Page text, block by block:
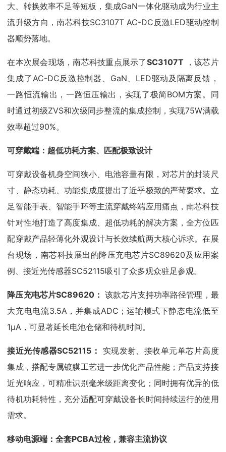
大、转换效率不足等短板，集成GaN一体化驱动成为行业主
流升级方向，南芯科技SC3107T AC-DC反激LED驱动控制
器顺势落地。
在本次展会现场，南芯科技重点展示了SC3107T ，该芯片
集成了AC-DC反激控制器、GaN、LED驱动及隔离反馈，
一路恒流输出，一路恒压输出，实现了极简BOM方案。同
时通过初级ZVS和次级同步整流的集成控制，实现75W满载
效率超过90%。
可穿戴端：超低功耗方案、匹配极致设计
可穿戴设备机身空间狭小、电池容量有限，对芯片的封装尺
寸、静态功耗、功能集成度提出了近乎极致的严苛要求。立
足智能手表、智能手环等主流穿戴终端应用痛点，南芯科技
针对性地打造了高度集成、超低功耗的解决方案，全方位匹
配穿戴产品轻薄化外观设计与长效续航两大核心诉求。在展
台现场，南芯科技展出的降压充电芯片SC89620及应用案
例、接近光传感器SC52115吸引了众多观众驻足参观。
降压充电芯片SC89620： 该款芯片支持功率路径管理，最
大充电电流3.5A，并集成ADC；运输模式下静态电流低至
1μA，可显著延长电池仓储和待机时间。
接近光传感器SC52115：
实现发射、接收单元单芯片高度
集成，搭配专属镀膜工艺进一步优化产品性能；产品支持接
近光响应，可精准识别毫米级距离变化；同时拥有优异的低
待机功耗特性，充分适配可穿戴设备长时间持续运行的使用
需求。
移动电源端：全套PCBA过检，兼容主流协议